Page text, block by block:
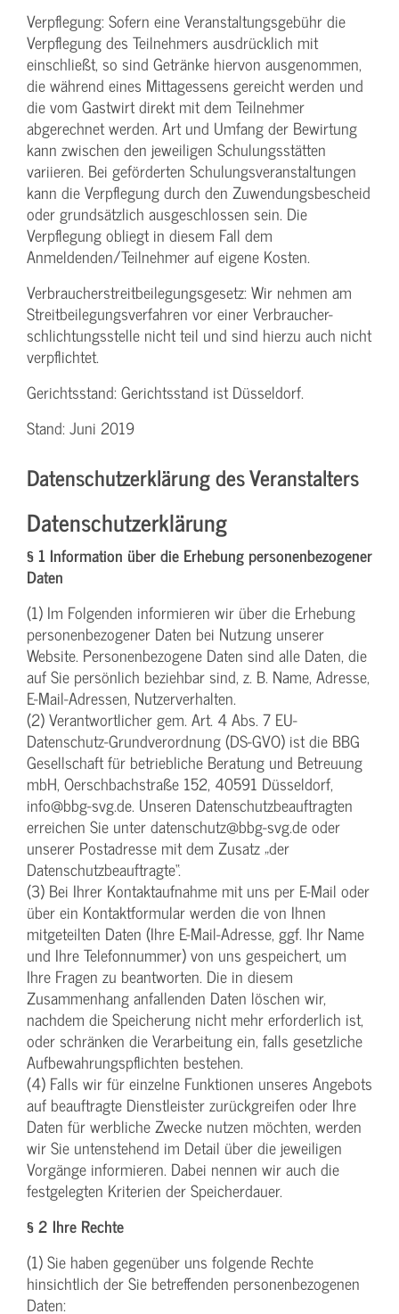
Verpflegung: Sofern eine Veranstaltungs­gebühr die
Verpflegung des Teilnehmers ausdrücklich mit
einschließt, so sind Getränke hiervon ausgenommen,
die während eines Mittagessens gereicht werden und
die vom Gastwirt direkt mit dem Teilnehmer
abgerechnet werden. Art und Umfang der Bewirtung
kann zwischen den jeweiligen Schulungsstätten
variieren. Bei geförderten Schulungs­veranstaltungen
kann die Verpflegung durch den Zuwendungs­bescheid
oder grundsätzlich ausgeschlossen sein. Die
Verpflegung obliegt in diesem Fall dem
Anmeldenden/­Teilnehmer auf eigene Kosten.
Verbraucher­streitbeilegungs­gesetz: Wir nehmen am
Streit­beilegungs­verfahren vor einer Verbraucher­
schlichtungs­stelle nicht teil und sind hierzu auch nicht
verpflichtet.
Gerichtsstand: Gerichtsstand ist Düsseldorf.
Stand: Juni 2019
Datenschutzerklärung des Veranstalters
Datenschutzerklärung
§ 1 Information über die Erhebung personenbezogener
Daten
(1) Im Folgenden informieren wir über die Erhebung
personenbezogener Daten bei Nutzung unserer
Website. Personenbezogene Daten sind alle Daten, die
auf Sie persönlich beziehbar sind, z. B. Name, Adresse,
E-Mail-Adressen, Nutzerverhalten.
(2) Verantwortlicher gem. Art. 4 Abs. 7 EU-
Datenschutz-Grundverordnung (DS-GVO) ist die BBG
Gesellschaft für betriebliche Beratung und Betreuung
mbH, Oerschbachstraße 152, 40591 Düsseldorf,
info@bbg-svg.de. Unseren Datenschutzbeauftragten
erreichen Sie unter datenschutz@bbg-svg.de oder
unserer Postadresse mit dem Zusatz „der
Datenschutzbeauftragte“.
(3) Bei Ihrer Kontaktaufnahme mit uns per E-Mail oder
über ein Kontaktformular werden die von Ihnen
mitgeteilten Daten (Ihre E-Mail-Adresse, ggf. Ihr Name
und Ihre Telefonnummer) von uns gespeichert, um
Ihre Fragen zu beantworten. Die in diesem
Zusammenhang anfallenden Daten löschen wir,
nachdem die Speicherung nicht mehr erforderlich ist,
oder schränken die Verarbeitung ein, falls gesetzliche
Aufbewahrungspflichten bestehen.
(4) Falls wir für einzelne Funktionen unseres Angebots
auf beauftragte Dienstleister zurückgreifen oder Ihre
Daten für werbliche Zwecke nutzen möchten, werden
wir Sie untenstehend im Detail über die jeweiligen
Vorgänge informieren. Dabei nennen wir auch die
festgelegten Kriterien der Speicherdauer.
§ 2 Ihre Rechte
(1) Sie haben gegenüber uns folgende Rechte
hinsichtlich der Sie betreffenden personenbezogenen
Daten: